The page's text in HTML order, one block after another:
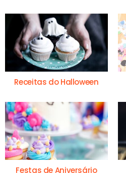
Receitas do Halloween
Festas de Aniversário